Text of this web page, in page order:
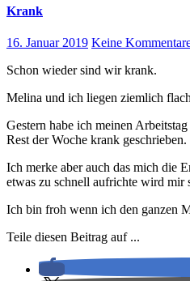
Krank
16. Januar 2019 Keine
Schon wieder sind wir krank.
Melina und ich liegen ziemlich
Gestern habe ich meinen
Rest der Woche krank geschrieben.
Ich merke aber auch das mich die
etwas zu schnell aufrichte wird mir
Ich bin froh wenn ich den ganzen
Teile diesen Beitrag auf ...